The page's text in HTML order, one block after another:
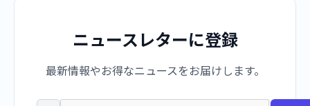
ニュースレターに登録
最新情報やお得なニュースをお届けします。